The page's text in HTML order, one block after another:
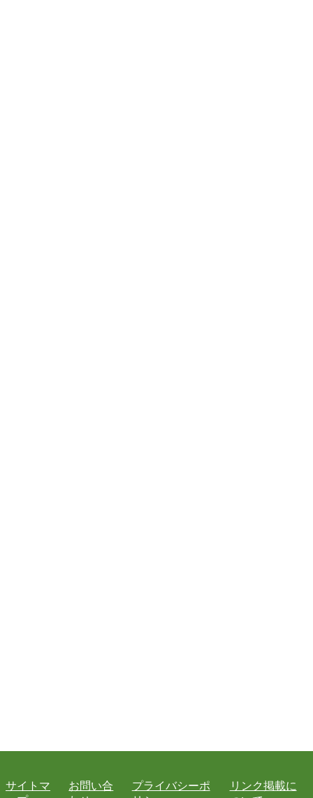
サイトマ
お問い合
プライバシーポ
リンク掲載に